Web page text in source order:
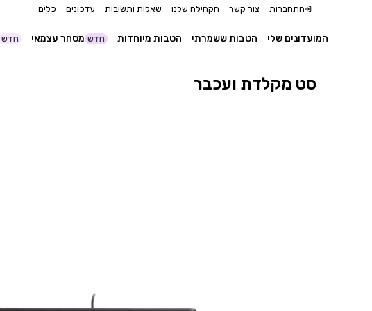
התחברות צור קשר הקהילה שלנו שאלות ותשובות עדכונים כלים
חדש מסחר עצמאי חדש הטבות מיוחדות הטבות ששמרתי המועדונים שלי
סט מקלדת ועכבר